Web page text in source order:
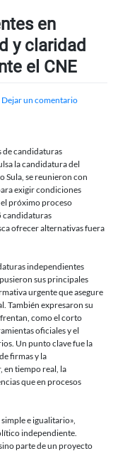
en
y claridad
el CNE
Dejar un comentarioen
exigen
igualdad
y
el
ante
el
CNE
de candidaturas
la candidatura del
Sula, se reunieron con
exigir condiciones
próximo proceso
candidaturas
ofrecer alternativas fuera
independientes
sus principales
urgente que asegure
También expresaron su
como el corto
oficiales y el
Un punto clave fue la
firmas y la
en tiempo real, la
que en procesos
e igualitario»,
independiente.
parte de un proyecto